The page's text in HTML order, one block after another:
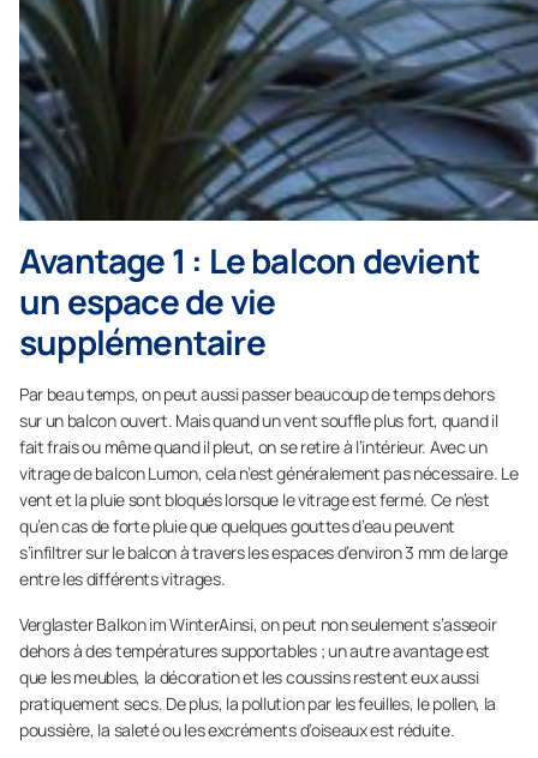
Avantage 1 : Le balcon devient
un espace de vie
supplémentaire
Par beau temps, on peut aussi passer beaucoup de temps dehors
sur un balcon ouvert. Mais quand un vent souffle plus fort, quand il
fait frais ou même quand il pleut, on se retire à l’intérieur. Avec un
vitrage de balcon Lumon, cela n’est généralement pas nécessaire. Le
vent et la pluie sont bloqués lorsque le vitrage est fermé. Ce n’est
qu’en cas de forte pluie que quelques gouttes d’eau peuvent
s’infiltrer sur le balcon à travers les espaces d’environ 3 mm de large
entre les différents vitrages.
Verglaster Balkon im WinterAinsi, on peut non seulement s’asseoir
dehors à des températures supportables ; un autre avantage est
que les meubles, la décoration et les coussins restent eux aussi
pratiquement secs. De plus, la pollution par les feuilles, le pollen, la
poussière, la saleté ou les excréments d’oiseaux est réduite.